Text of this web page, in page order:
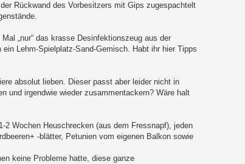
Rückwand des Vorbesitzers mit Gips zugespachtelt
„nur“ das krasse Desinfektionszeug aus der
Lehm-Spielplatz-Sand-Gemisch. Habt ihr hier Tipps
absolut lieben. Dieser passt aber leider nicht in
und irgendwie wieder zusammentackern? Wäre halt
Wochen Heuschrecken (aus dem Fressnapf), jeden
-blätter, Petunien vom eigenen Balkon sowie
keine Probleme hatte, diese ganze